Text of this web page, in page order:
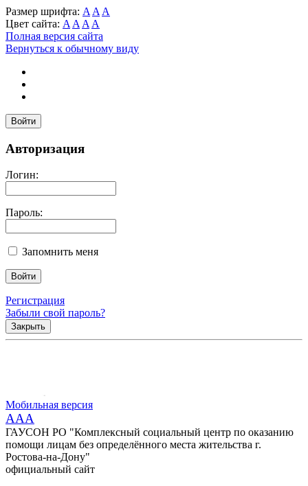
Размер шрифта: A A A
Цвет сайта: A A A A
Полная версия сайта
Вернуться к обычному виду
Войти
Авторизация
Логин:
Пароль:
Запомнить меня
Регистрация
Забыли свой пароль?
Закрыть
Мобильная версия
AAA
ГАУСОН РО "Комплексный социальный центр по оказанию
помощи лицам без определённого места жительства г.
Ростова-на-Дону"
официальный сайт